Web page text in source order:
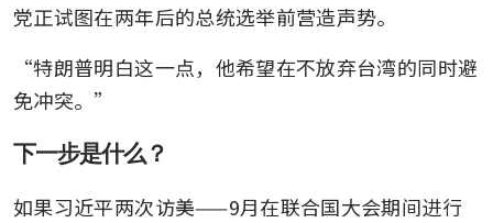
党正试图在两年后的总统选举前营造声势。
“特朗普明白这一点，他希望在不放弃台湾的同时避
免冲突。”
下一步是什么？
如果习近平两次访美——9月在联合国大会期间进行